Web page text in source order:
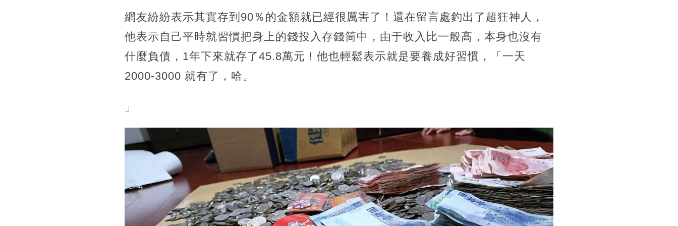
網友紛紛表示其實存到90％的金額就已經很厲害了！還在留言處釣出了超狂神人，
他表示自己平時就習慣把身上的錢投入存錢筒中，由于收入比一般高，本身也沒有
什麼負債，1年下來就存了45.8萬元！他也輕鬆表示就是要養成好習慣，「一天
2000-3000 就有了，哈。
」